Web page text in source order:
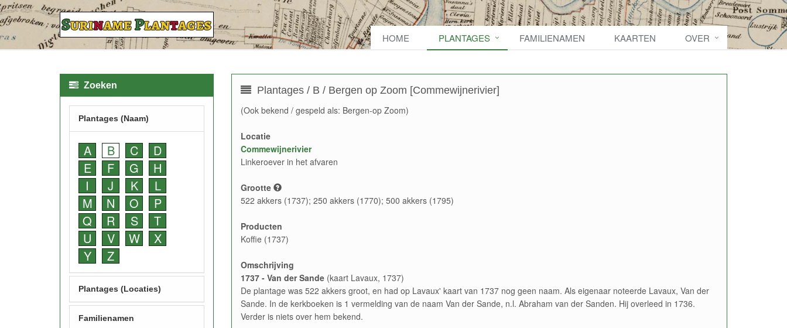
HOME PLANTAGES FAMILIENAMEN KAARTEN OVER
Plantages / B / Bergen op Zoom [Commewijnerivier]
(Ook bekend / gespeld als: Bergen-op Zoom)
Locatie
Commewijnerivier
Linkeroever in het afvaren
Grootte
522 akkers (1737); 250 akkers (1770); 500 akkers (1795)
Producten
Koffie (1737)
Omschrijving
1737 - Van der Sande(kaart Lavaux, 1737)
De plantage was 522 akkers groot, en had op Lavaux' kaart van 1737 nog geen naam. Als eigenaar noteerde Lavaux, Van der
Sande. In de kerkboeken is 1 vermelding van de naam Van der Sande, n.l. Abraham van der Sanden. Hij overleed in 1736.
Verder is niets over hem bekend.
Zoeken
Plantages (Naam)
A B C
D
E
F G
H
I
J K
L
M
N O
P
Q
R S
T
U
V W
X
Y
Z
Plantages (Locaties)
Familienamen